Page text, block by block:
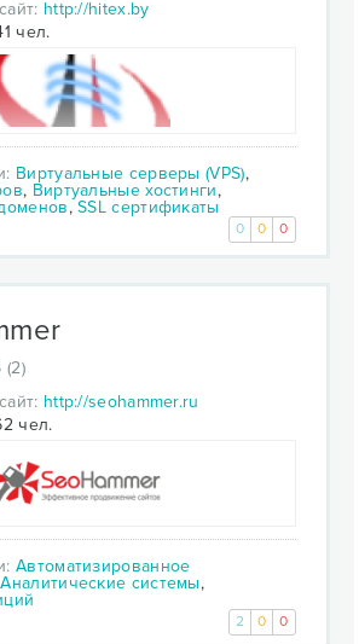
http://hitex.by
чел.
Виртуальные серверы (VPS),
, Виртуальные хостинги,
,SSL сертификаты
0 0 0
(2)
http://seohammer.ru
чел.
Автоматизированное
Аналитические системы,
2 0 0